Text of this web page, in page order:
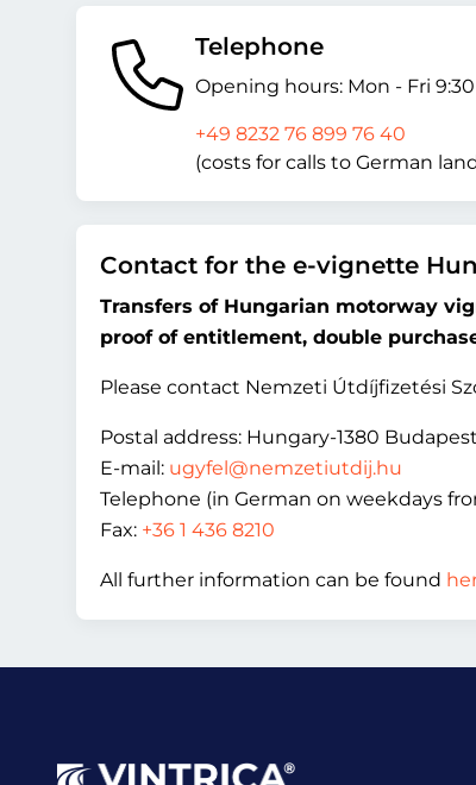
Telephone
Opening hours: Mon - Fri 9:30
+49 8232 76 899 76 40
(costs for calls to German
Contact for the e-vignette
Transfers of Hungarian motorway
proof of entitlement, double
Please contact Nemzeti Útdíjfizetési
Postal address: Hungary-1380 Budapest,
E-mail: ugyfel@nemzetiutdij.hu
Telephone (in German on weekdays
Fax: +36 1 436 8210
All further information can be found